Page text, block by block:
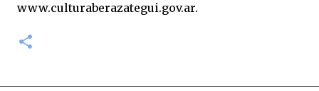
www.culturaberazategui.gov.ar.